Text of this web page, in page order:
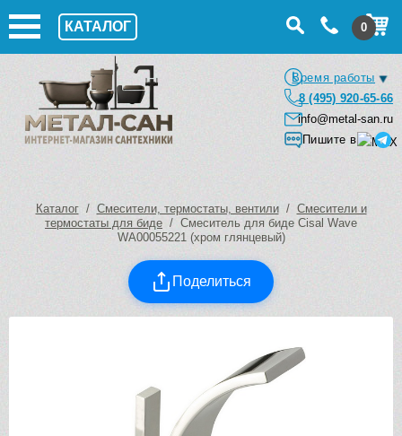
КАТАЛОГ 0
Время работы
8 (495) 920-65-66
info@metal-san.ru
Пишите в
Каталог/ Смесители, термостаты, вентили/ Смесители и
термостаты для биде / Смеситель для биде Cisal Wave
WA00055221 (хром глянцевый)
Поделиться